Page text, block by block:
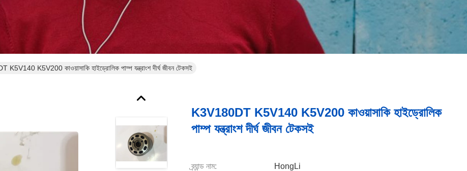
K5V140 K5V200 কাওয়াসাকি হাইড্রোলিক পাম্প যন্ত্রাংশ দীর্ঘ জীবন টেকসই
K3V180DT K5V140 K5V200 কাওয়াসাকি হাইড্রোলিক
পাম্প যন্ত্রাংশ দীর্ঘ জীবন টেকসই
ব্র্যান্ড নাম: HongLi